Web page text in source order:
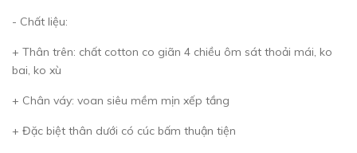
- Chất liệu:
+ Thân trên: chất cotton co giãn 4 chiều ôm sát thoải mái, ko
bai, ko xù
+ Chân váy: voan siêu mềm mịn xếp tầng
+ Đặc biệt thân dưới có cúc bấm thuận tiện